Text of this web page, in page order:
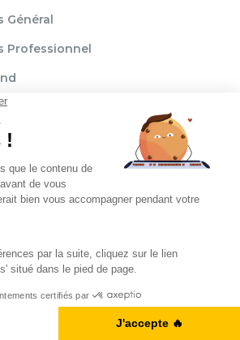
C1... Vous en êtes où ?
Je fais le test
Général
Professionnel
DES COURS D'ANGLAIS ?
en-Provence Montpellier
NantesBrignaisReims